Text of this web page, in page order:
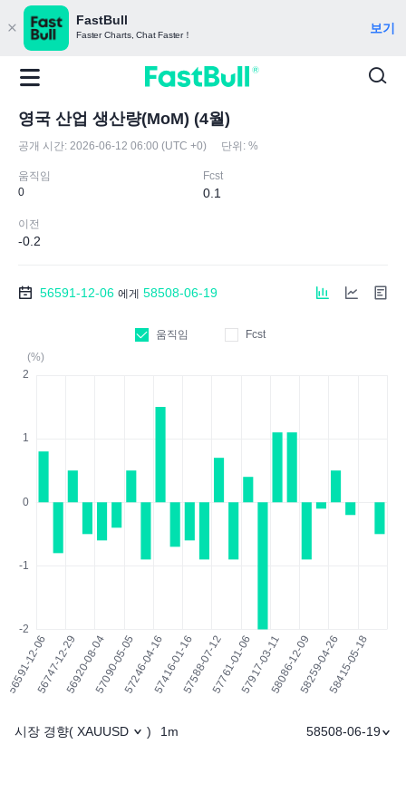
FastBull
Faster Charts, Chat Faster！ 보기
영국 산업 생산량(MoM) (4월)
공개 시간: 2026-06-12 06:00 (UTC +0) 단위: %
움직임
0
Fcst
0.1
이전
-0.2
56591-12-06 에게 58508-06-19
움직임
Fcst
(%)
시장 경향( XAUUSD ) 1m 58508-06-19